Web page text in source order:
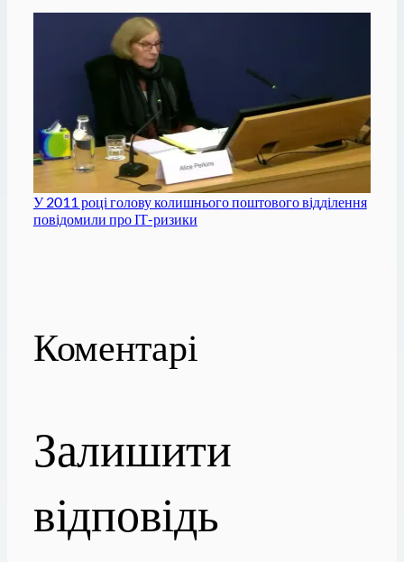
У 2011 році голову колишнього поштового відділення
повідомили про ІТ-ризики
Коментарі
Залишити
відповідь